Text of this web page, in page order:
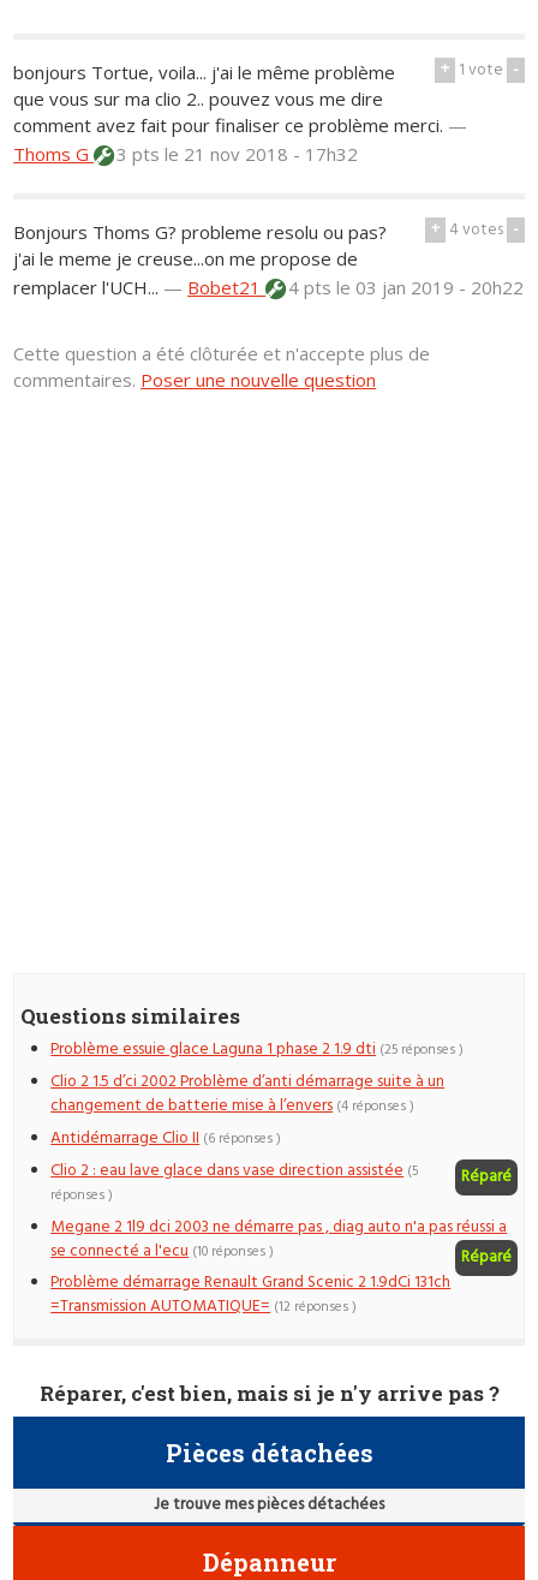
+ 1vote -
bonjours Tortue, voila... j'ai le même problème
que vous sur ma clio 2.. pouvez vous me dire
comment avez fait pour finaliser ce problème merci. —
Thoms G
3 ptsle 21 nov 2018 - 17h32
+ 4votes -
Bonjours Thoms G? probleme resolu ou pas?
j'ai le meme je creuse...on me propose de
remplacer l'UCH... — Bobet21 4 ptsle 03 jan 2019 - 20h22
Cette question a été clôturée et n'accepte plus de
commentaires. Poser une nouvelle question
Questions similaires
Problème essuie glace Laguna 1 phase 2 1.9 dti (25 réponses )
Clio 2 1.5 d’ci 2002 Problème d’anti démarrage suite à un
changement de batterie mise à l’envers (4 réponses )
Antidémarrage Clio II (6 réponses )
Clio 2 : eau lave glace dans vase direction assistée Réparé
(5
réponses )
Megane 2 1l9 dci 2003 ne démarre pas , diag auto n'a pas réussi a
se connecté a l'ecu
Réparé
(10 réponses )
Problème démarrage Renault Grand Scenic 2 1.9dCi 131ch
=Transmission AUTOMATIQUE= (12 réponses )
Réparer, c'est bien, mais si je n'y arrive pas ?
Pièces détachées
Je trouve mes pièces détachées
Dépanneur